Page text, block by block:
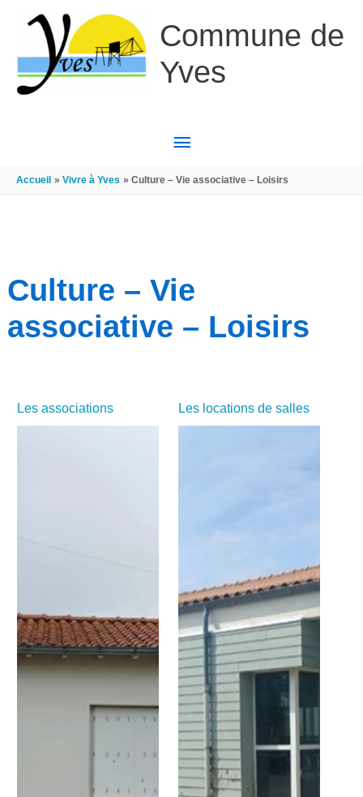
Commune de
Yves
MENU
PRINCIPAL
Accueil Vivre à Yves Culture – Vie associative – Loisirs
Culture – Vie
associative – Loisirs
Les associations Les locations de salles